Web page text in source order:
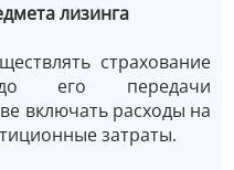
лизинга
страхование
его передачи
включать расходы на
затраты.